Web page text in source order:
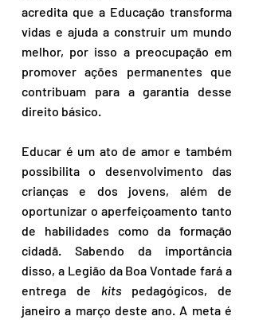
acredita que a Educação transforma
vidas e ajuda a construir um mundo
melhor, por isso a preocupação em
promover ações permanentes que
contribuam para a garantia desse
direito básico.
Educar é um ato de amor e também
possibilita o desenvolvimento das
crianças e dos jovens, além de
oportunizar o aperfeiçoamento tanto
de habilidades como da formação
cidadã. Sabendo da importância
disso, a Legião da Boa Vontade fará a
entrega de kits pedagógicos, de
janeiro a março deste ano. A meta é